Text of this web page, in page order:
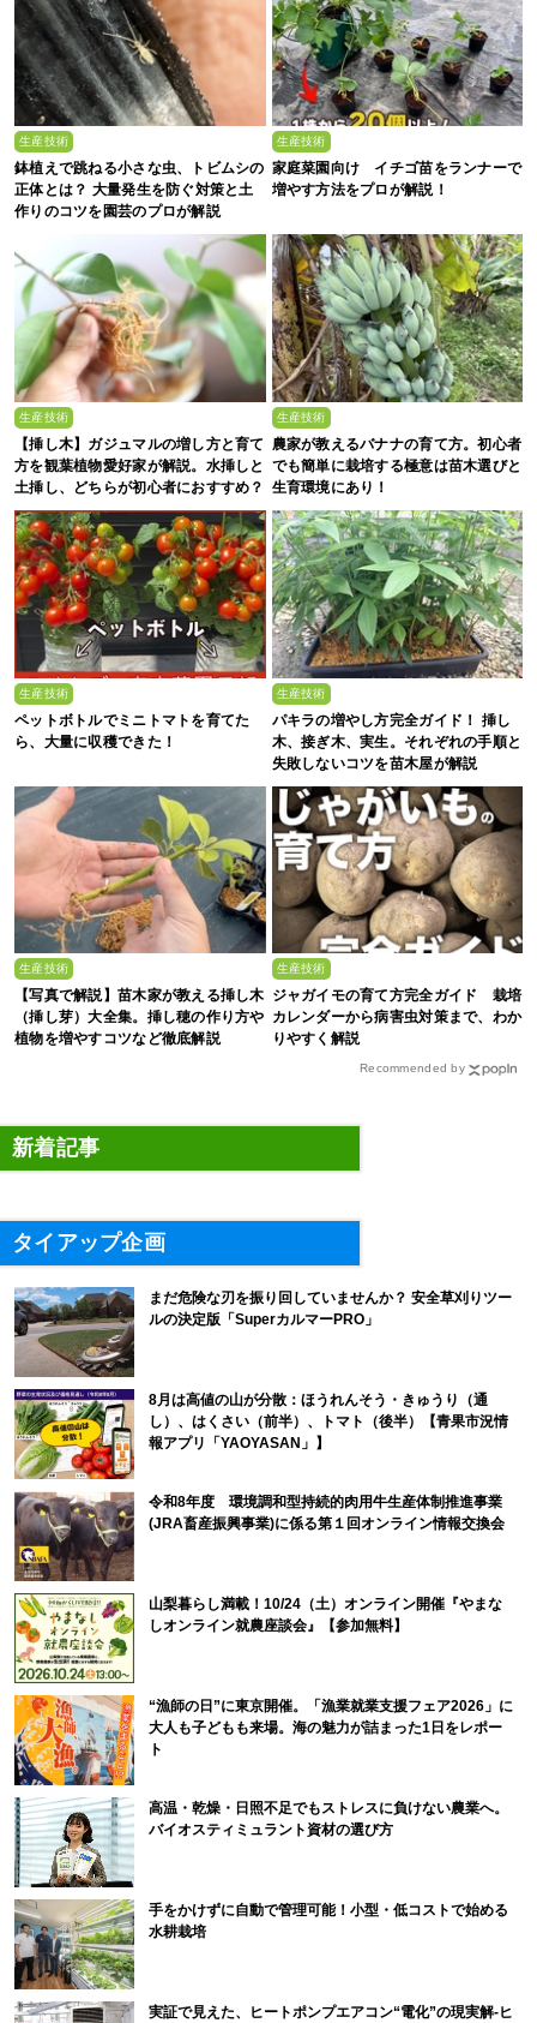
生産技術
鉢植えで跳ねる小さな虫、トビムシの
正体とは？ 大量発生を防ぐ対策と土
作りのコツを園芸のプロが解説
生産技術
家庭菜園向け イチゴ苗をランナーで
増やす方法をプロが解説！
生産技術
【挿し木】ガジュマルの増し方と育て
方を観葉植物愛好家が解説。水挿しと
土挿し、どちらが初心者におすすめ？
生産技術
農家が教えるバナナの育て方。初心者
でも簡単に栽培する極意は苗木選びと
生育環境にあり！
生産技術
ペットボトルでミニトマトを育てた
ら、大量に収穫できた！
生産技術
パキラの増やし方完全ガイド！ 挿し
木、接ぎ木、実生。それぞれの手順と
失敗しないコツを苗木屋が解説
生産技術
【写真で解説】苗木家が教える挿し木
（挿し芽）大全集。挿し穂の作り方や
植物を増やすコツなど徹底解説
生産技術
ジャガイモの育て方完全ガイド 栽培
カレンダーから病害虫対策まで、わか
りやすく解説
Recommended by
新着記事
タイアップ企画
まだ危険な刃を振り回していませんか？ 安全草刈りツー
ルの決定版「SuperカルマーPRO」
8月は高値の山が分散：ほうれんそう・きゅうり（通
し）、はくさい（前半）、トマト（後半）【青果市況情
報アプリ「YAOYASAN」】
令和8年度 環境調和型持続的肉用牛生産体制推進事業
(JRA畜産振興事業)に係る第１回オンライン情報交換会
山梨暮らし満載！10/24（土）オンライン開催『やまな
しオンライン就農座談会』【参加無料】
“漁師の日”に東京開催。「漁業就業支援フェア2026」に
大人も子どもも来場。海の魅力が詰まった1日をレポー
ト
高温・乾燥・日照不足でもストレスに負けない農業へ。
バイオスティミュラント資材の選び方
手をかけずに自動で管理可能！小型・低コストで始める
水耕栽培
実証で見えた、ヒートポンプエアコン“電化”の現実解-ヒ